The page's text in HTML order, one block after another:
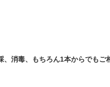
、消毒、もちろん1本からでも